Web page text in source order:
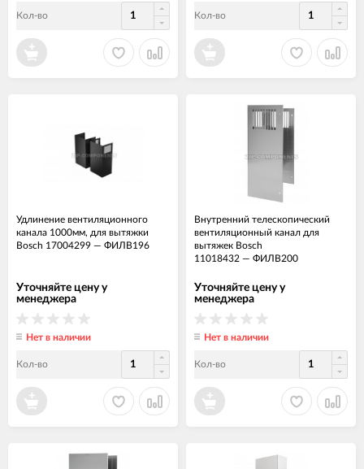
Кол-во Кол-во
Удлинение вентиляционного
канала 1000мм, для вытяжки
Bosch 17004299 — ФИЛВ196
Уточняйте цену у
менеджера
Нет в наличии
Кол-во
Внутренний телескопический
вентиляционный канал для
вытяжек Bosch
11018432 — ФИЛВ200
Уточняйте цену у
менеджера
Нет в наличии
Кол-во